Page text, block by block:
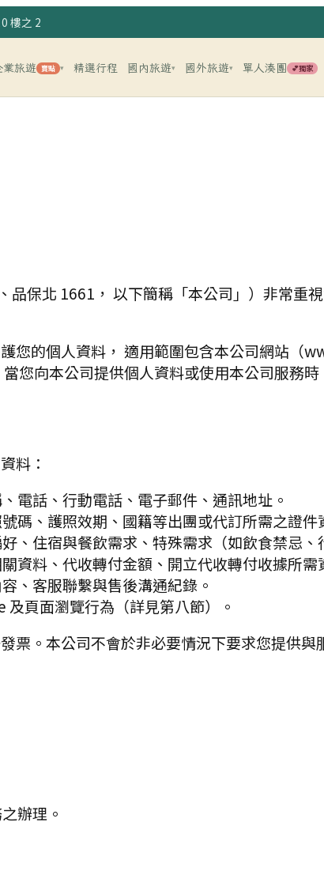
樓之 2
業旅遊 賣點 ▾ 精選行程 國內旅遊▾ 國外旅遊▾ 單人湊團 💕獨家
、 品保北 1661 ， 以下簡稱「本公司」）非常重
您的個人資料， 適用範圍包含本公司網站（
您向本公司提供個人資料或使用本公司服務
料：
電話、行動電話、電子郵件、通訊地址。
碼、護照效期、國籍等出團或代訂所需之證件
、住宿與餐飲需求、特殊需求（如飲食禁忌、
資料、代收轉付金額、開立代收轉付收據所需
、客服聯繫與售後溝通紀錄。
頁面瀏覽行為（詳見第八節）。
票。本公司不會於非必要情況下要求您提供與
辦理。